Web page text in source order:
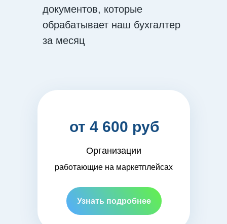
документов, которые
обрабатывает наш бухгалтер
за месяц
Организации
работающие на маркетплейсах
от 4 600 руб
Узнать подробнее